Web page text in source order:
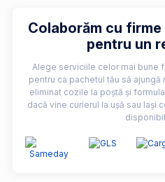
Colaborăm cu
pentru un
Alege serviciile celor mai bune
pentru ca pachetul tău să
eliminat cozile la poștă și
dacă vine curierul la ușă sau lași